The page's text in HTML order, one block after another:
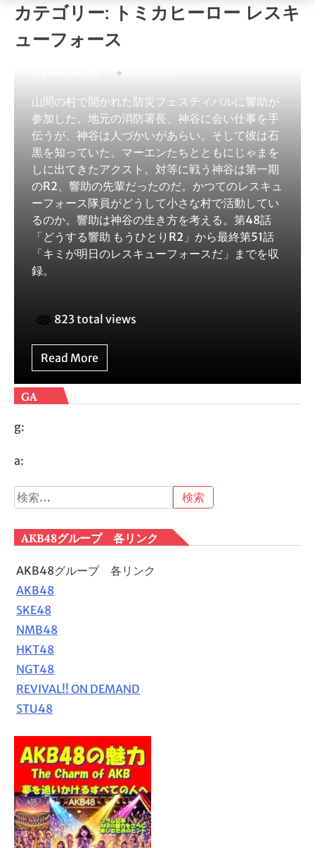
カテゴリー: トミカヒーロー レスキ
ューフォース
トミカヒーロー レスキューフ
ォース VOL.13
2024年3月22日
山間の村で開かれた防災フェスティバルに響助が
参加した。地元の消防署長、神谷に会い仕事を手
伝うが、神谷は人づかいがあらい。そして彼は石
黒を知っていた。マーエンたちとともにじゃまを
しに出てきたアクスト。対等に戦う神谷は第一期
のR2、響助の先輩だったのだ。かつてのレスキュ
ーフォース隊員がどうして小さな村で活動してい
るのか。響助は神谷の生き方を考える。第48話
「どうする響助 もうひとりR2」から最終第51話
「キミが明日のレスキューフォースだ」までを収
録。
823 total views
Read More
GA
g:
a:
検
索:
AKB48グループ 各リンク
AKB48グループ 各リンク
AKB48
SKE48
NMB48
HKT48
NGT48
REVIVAL!! ON DEMAND
STU48